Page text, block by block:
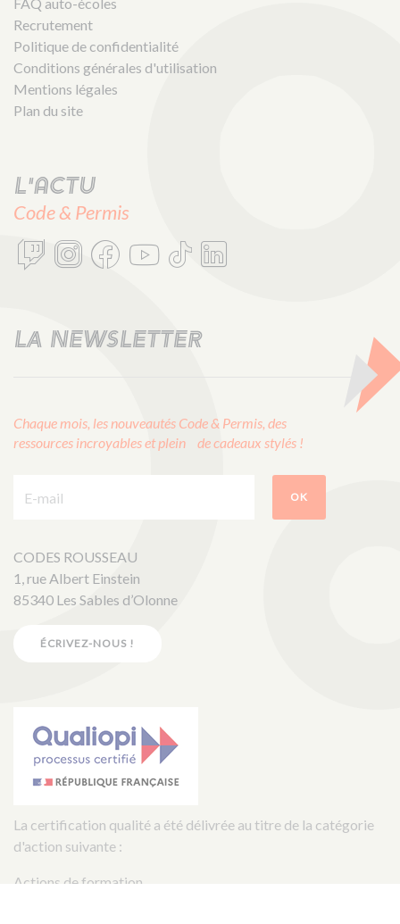
Recrutement
Politique de confidentialité
Conditions générales d'utilisation
Mentions légales
Plan du site
L'actu
Code & Permis
LA NEWSLETTER
Chaque mois, les nouveautés Code & Permis, des
ressources incroyables et plein de cadeaux stylés !
OK
CODES ROUSSEAU
1, rue Albert Einstein
85340 Les Sables d’Olonne
ÉCRIVEZ-NOUS !
La certification qualité a été délivrée au titre de la catégorie
d'action suivante :
Actions de formation